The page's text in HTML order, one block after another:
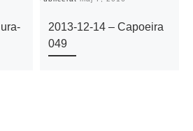
2013-12-14 – Capoeira
049